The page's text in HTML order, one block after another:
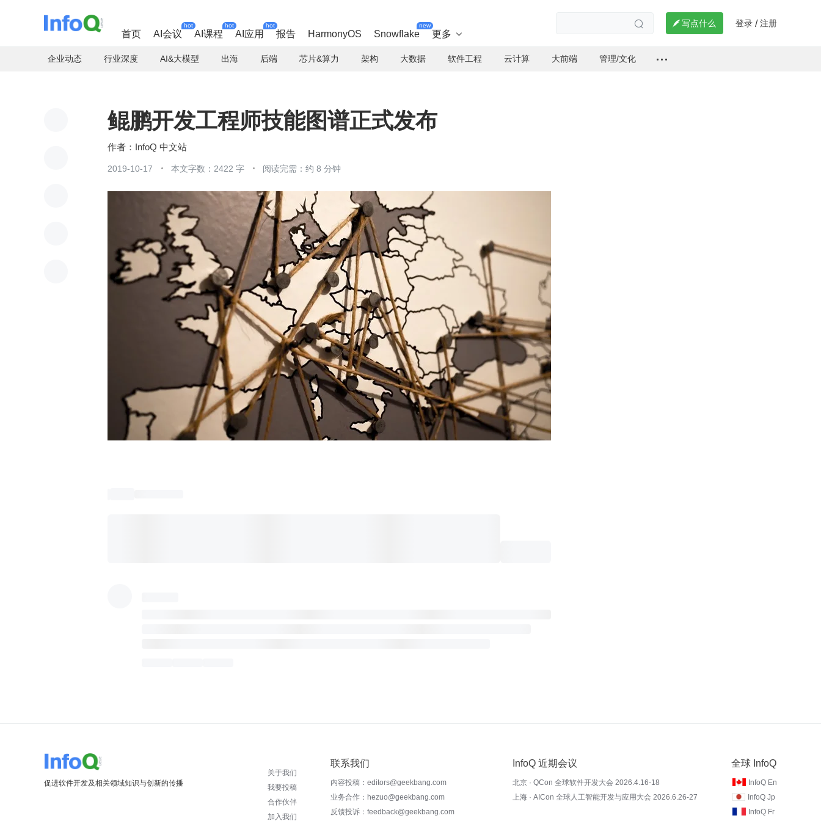
首页 AI会议
hot
AI课程
hot
AI应用
hot
报告 HarmonyOS Snowflake
new
更多 
  写点什么 登录 / 注册
企业动态 行业深度 AI&大模型 出海 后端 芯片&算力 架构 大数据 软件工程 云计算 大前端 管理/文化
鲲鹏开发工程师技能图谱正式发布
InfoQ 中文站
2019-10-17 本文字数：2422 字 阅读完需：约 8 分钟
促进软件开发及相关领域知识与创新的传播
关于我们
我要投稿
合作伙伴
加入我们
联系我们
内容投稿：editors@geekbang.com
业务合作：hezuo@geekbang.com
反馈投诉：feedback@geekbang.com
InfoQ 近期会议
北京 · QCon 全球软件开发大会 2026.4.16-18
上海 · AICon 全球人工智能开发与应用大会 2026.6.26-27
全球 InfoQ
InfoQ En
InfoQ Jp
InfoQ Fr